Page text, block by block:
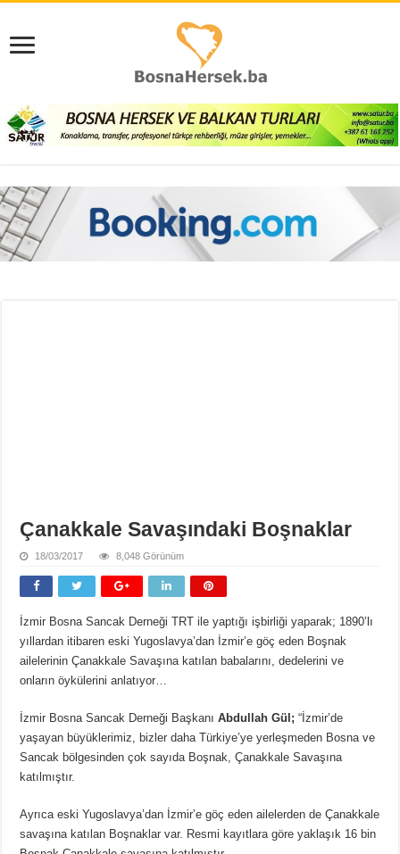
Çanakkale Savaşındaki Boşnaklar
18/03/2017 8,048 Görünüm
İzmir Bosna Sancak Derneği TRT ile yaptığı işbirliği yaparak; 1890’lı
yıllardan itibaren eski Yugoslavya’dan İzmir’e göç eden Boşnak
ailelerinin Çanakkale Savaşına katılan babalarını, dedelerini ve
onların öykülerini anlatıyor…
İzmir Bosna Sancak Derneği BaşkanıAbdullah Gül;“İzmir’de
yaşayan büyüklerimiz, bizler daha Türkiye’ye yerleşmeden Bosna ve
Sancak bölgesinden çok sayıda Boşnak, Çanakkale Savaşına
katılmıştır.
Ayrıca eski Yugoslavya’dan İzmir’e göç eden ailelerden de Çanakkale
savaşına katılan Boşnaklar var. Resmi kayıtlara göre yaklaşık 16 bin